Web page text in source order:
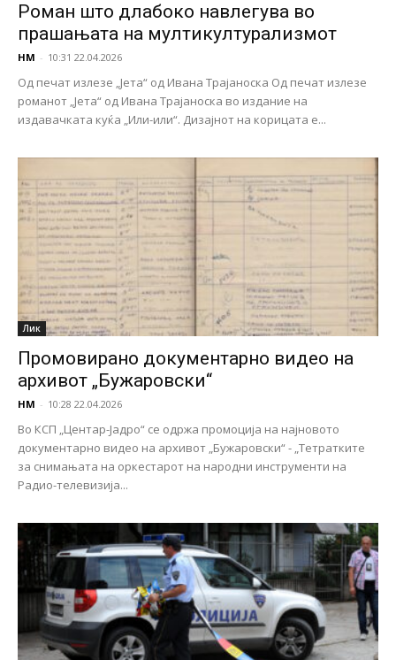
Роман што длабоко навлегува во
прашањата на мултикултурализмот
НМ - 10:31 22.04.2026
Од печат излезе „Јета“ од Ивана Трајаноска Од печат излезе
романот „Јета“ од Ивана Трајаноска во издание на
издавачката куќа „Или-или“. Дизајнот на корицата е...
Лик
Промовирано документарно видео на
архивот „Бужаровски“
НМ - 10:28 22.04.2026
Во КСП „Центар-Јадро“ се одржа промоција на најновото
документарно видео на архивот „Бужаровски“ - „Тетратките
за снимањата на оркестарот на народни инструменти на
Радио-телевизија...